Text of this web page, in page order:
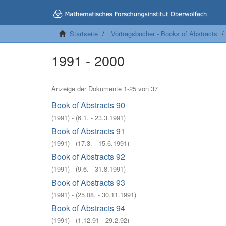
Startseite Vortragsbücher - Books of Abstracts
1991 - 2000
Anzeige der Dokumente 1-25 von 37
Book of Abstracts 90
(1991) - (6.1. - 23.3.1991)
Book of Abstracts 91
(1991) - (17.3. - 15.6.1991)
Book of Abstracts 92
(1991) - (9.6. - 31.8.1991)
Book of Abstracts 93
(1991) - (25.08. - 30.11.1991)
Book of Abstracts 94
(1991) - (1.12.91 - 29.2.92)